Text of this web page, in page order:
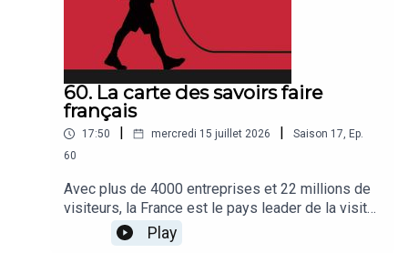
60. La carte des savoirs faire
français
17:50 mercredi 15 juillet 2026 Saison 17, Ep.
60
Avec plus de 4000 entreprises et 22 millions de
visiteurs, la France est le pays leader de la visite
d'entreprise. Michelin vient de créer la carte de
France des savoir-faire en collaboration avec
Play